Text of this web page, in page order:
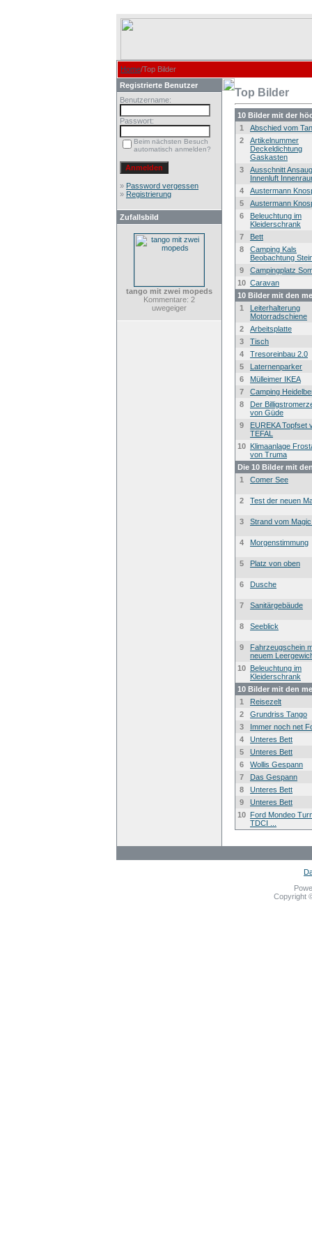
Home/Top Bilder
Registrierte Benutzer
Benutzername:
Passwort:
Beim nächsten Besuch
automatisch anmelden?
» Password vergessen
» Registrierung
Zufallsbild
tango mit zwei mopeds
Kommentare: 2
uwegeiger
Top Bilder
10 Bilder mit der
1
Abschied vom
2
Artikelnummer
Deckeldichtung
Gaskasten
3
Ausschnitt
Innenluft
4
Austermann
5
Austermann
6
Beleuchtung im
Kleiderschrank
7
Bett
8
Camping Kals
Beobachtung
9
Campingplatz
10 Caravan
10 Bilder mit den
1
Leiterhalterung
Motorradschiene
2
Arbeitsplatte
3
Tisch
4
Tresoreinbau 2.0
5
Laternenparker
6
Mülleimer IKEA
7
Camping
8
Der
von Güde
9
EUREKA Topfset
TEFAL
10 Klimaanlage
von Truma
Die 10 Bilder mit
1
Comer See
2 Test der neuen
3 Strand vom
4 Morgenstimmung
5 Platz von oben
6 Dusche
7 Sanitärgebäude
8 Seeblick
9
Fahrzeugschein
neuem
10 Beleuchtung im
Kleiderschrank
10 Bilder mit den
1
Reisezelt
2
Grundriss Tango
3
Immer noch net
4
Unteres Bett
5
Unteres Bett
6
Wollis Gespann
7
Das Gespann
8
Unteres Bett
9
Unteres Bett
10 Ford Mondeo
TDCI ...
Copyright